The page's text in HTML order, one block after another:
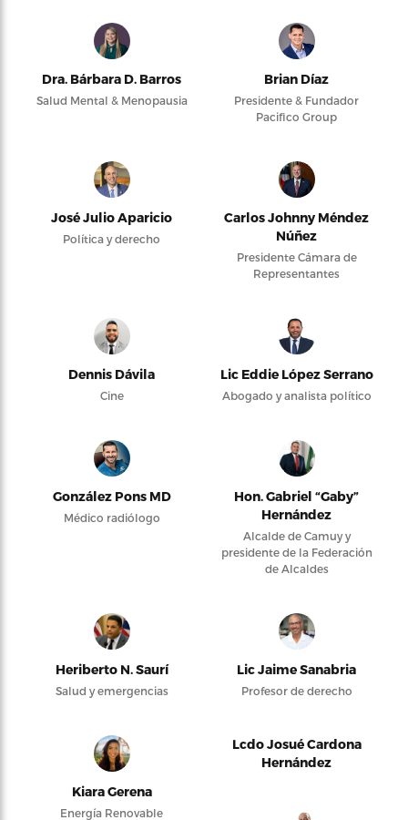
Dra. Bárbara D. Barros
Salud Mental & Menopausia
Brian Díaz
Presidente & Fundador
Pacifico Group
José Julio Aparicio
Política y derecho
Carlos Johnny Méndez
Núñez
Presidente Cámara de
Representantes
Dennis Dávila
Cine
Lic Eddie López Serrano
Abogado y analista político
González Pons MD
Médico radiólogo
Hon. Gabriel “Gaby”
Hernández
Alcalde de Camuy y
presidente de la Federación
de Alcaldes
Heriberto N. Saurí
Salud y emergencias
Lic Jaime Sanabria
Profesor de derecho
Kiara Gerena
Energía Renovable
Lcdo Josué Cardona
Hernández